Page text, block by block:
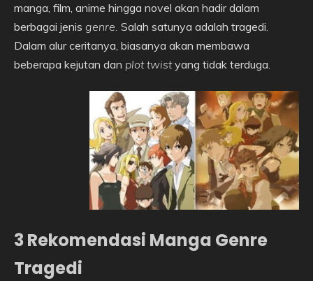
manga, film, anime hingga novel akan hadir dalam
berbagai jenis genre. Salah satunya adalah tragedi.
Dalam alur ceritanya, biasanya akan membawa
beberapa kejutan dan plot twistyang tidak terduga.
3 Rekomendasi Manga Genre
Tragedi